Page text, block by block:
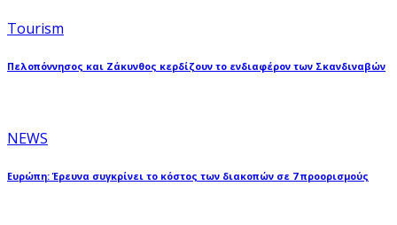
Tourism
Πελοπόννησος και Ζάκυνθος κερδίζουν το ενδιαφέρον των Σκανδιναβών
NEWS
Ευρώπη: Έρευνα συγκρίνει το κόστος των διακοπών σε 7 προορισμούς